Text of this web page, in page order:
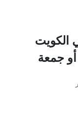
الكويت